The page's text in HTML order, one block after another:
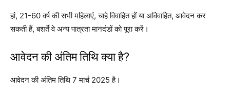
हां, 21-60 वर्ष की सभी महिलाएं, चाहे विवाहित हों या अविवाहित, आवेदन कर
सकती हैं, बशर्ते वे अन्य पात्रता मानदंडों को पूरा करें।
आवेदन की अंतिम तिथि क्या है?
आवेदन की अंतिम तिथि 7 मार्च 2025 है।